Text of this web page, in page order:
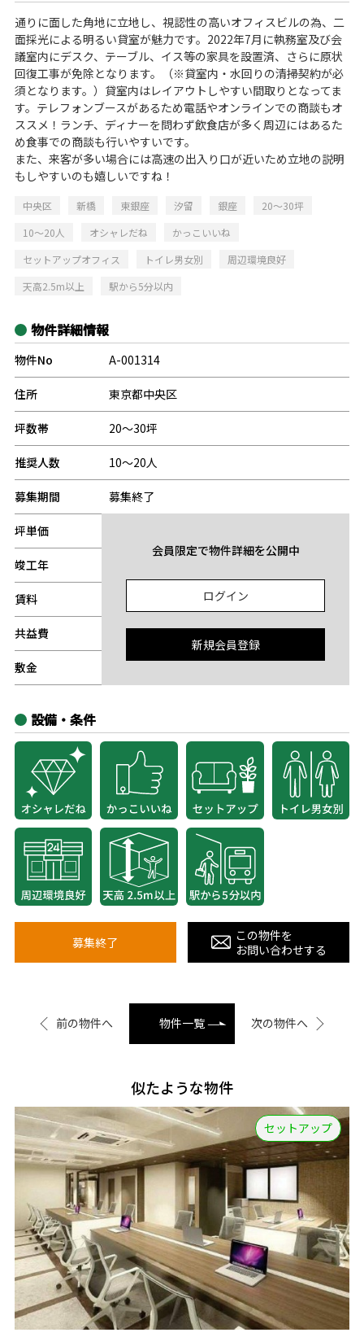
通りに面した角地に立地し、視認性の高いオフィスビルの為、二
面採光による明るい貸室が魅力です。2022年7月に執務室及び会
議室内にデスク、テーブル、イス等の家具を設置済、さらに原状
回復工事が免除となります。（※貸室内・水回りの清掃契約が必
須となります。）貸室内はレイアウトしやすい間取りとなってま
す。テレフォンブースがあるため電話やオンラインでの商談もオ
ススメ！ランチ、ディナーを問わず飲食店が多く周辺にはあるた
め食事での商談も行いやすいです。
また、来客が多い場合には高速の出入り口が近いため立地の説明
もしやすいのも嬉しいですね！
中央区 新橋 東銀座 汐留 銀座
20～30坪
10～20人
オシャレだね
かっこいいね
セットアップオフィス
トイレ男女別
周辺環境良好
天高2.5m以上
駅から5分以内
物件詳細情報
物件No A-001314
住所 東京都中央区
坪数帯 20～30坪
推奨人数 10～20人
募集期間 募集終了
坪単価
竣工年
賃料
共益費
敷金
会員限定で物件詳細を公開中
ログイン
新規会員登録
設備・条件
募集終了
この物件を
お問い合わせする
前の物件へ 物件一覧 次の物件へ
似たような物件
セットアップ